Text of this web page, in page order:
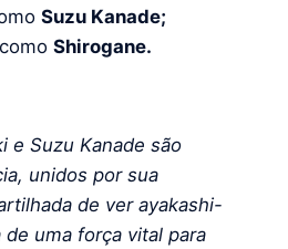
Suzu Kanade;
como Shirogane.
e Suzu Kanade são
unidos por sua
de ver ayakashi-
uma força vital para